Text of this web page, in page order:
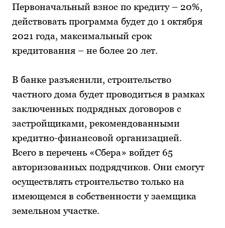
Первоначальный взнос по кредиту – 20%,
действовать программа будет до 1 октября
2021 года, максимальный срок
кредитования – не более 20 лет.
В банке разъяснили, строительство
частного дома будет проводиться в рамках
заключенных подрядных договоров с
застройщиками, рекомендованными
кредитно-финансовой организацией.
Всего в перечень «Сбера» войдет 65
авторизованных подрядчиков. Они смогут
осуществлять строительство только на
имеющемся в собственности у заемщика
земельном участке.